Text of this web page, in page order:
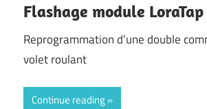
Flashage module LoraTap
Reprogrammation d’une double
volet roulant
Continue reading